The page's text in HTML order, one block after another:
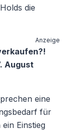
die
Anzeige
August
eine
für
Einstieg